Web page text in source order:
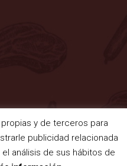
y Vuelta
|Términos y condiciones
y de terceros para
publicidad relacionada
análisis de sus hábitos de